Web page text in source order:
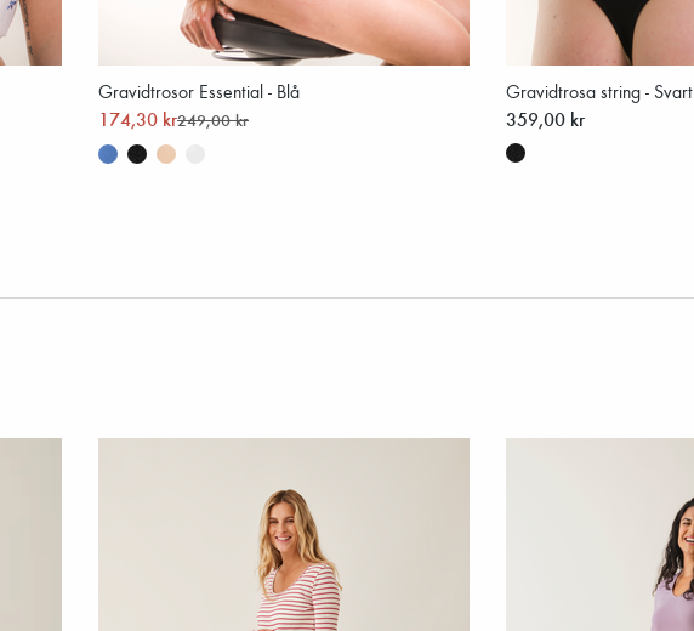
Gravidtrosor Essential - Blå
174,30 kr249,00 kr
Gravidtrosa string - Svart
359,00 kr